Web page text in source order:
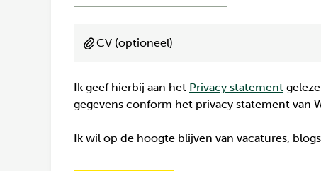
CV (optioneel)
Ik geef hierbij aan het Privacy statement
gegevens conform het privacy statement van
Ik wil op de hoogte blijven van vacatures,